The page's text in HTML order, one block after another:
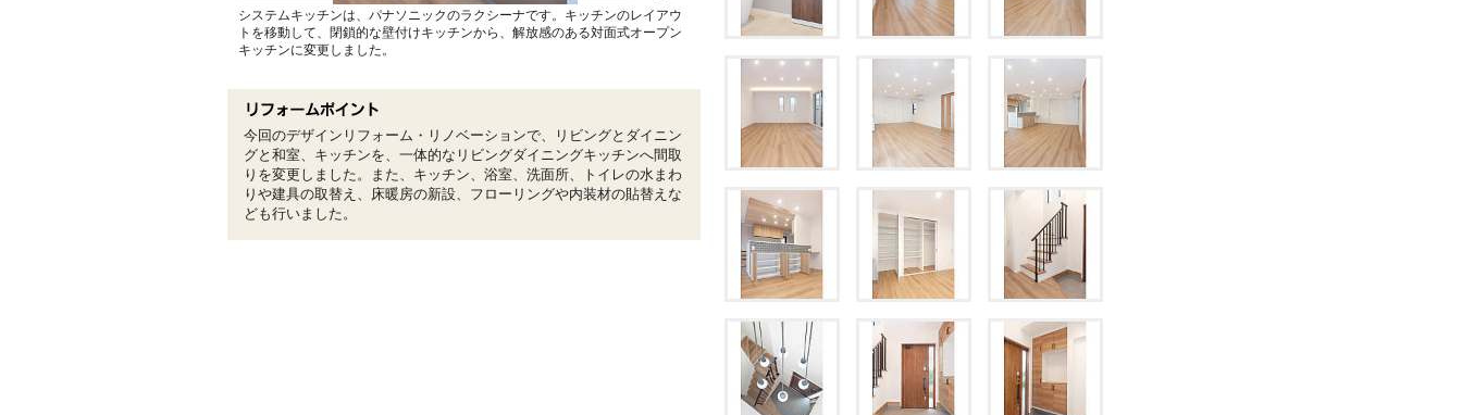
システムキッチンは、パナソニックのラクシーナです。キッチンのレイアウ
トを移動して、閉鎖的な壁付けキッチンから、解放感のある対面式オープン
キッチンに変更しました。
今回のデザインリフォーム・リノベーションで、リビングとダイニン
グと和室、キッチンを、一体的なリビングダイニングキッチンへ間取
りを変更しました。また、キッチン、浴室、洗面所、トイレの水まわ
りや建具の取替え、床暖房の新設、フローリングや内装材の貼替えな
ども行いました。